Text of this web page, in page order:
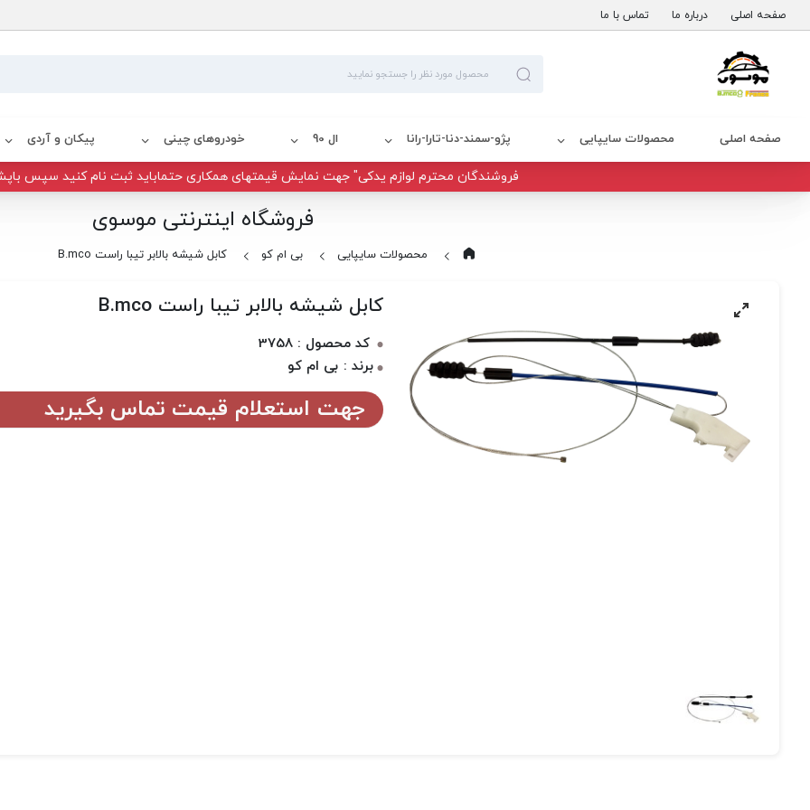
صفحه اصلی درباره ما تماس با ما
صفحه اصلی محصولات سایپایی پژو-سمند-دنا-تارا-رانا ال 90 خودروهای چینی پیکان و آردی
فروشندگان محترم لوازم یدکی" جهت نمایش قیمتهای همکاری حتماباید ثبت نام کنید سپس
فروشگاه اینترنتی موسوی
محصولات سایپایی بی ام کو کابل شیشه بالابر تیبا راست B.mco
کابل شیشه بالابر تیبا راست B.mco
کد محصول : 3758
برند : بی ام کو
جهت استعلام قیمت تماس بگیرید